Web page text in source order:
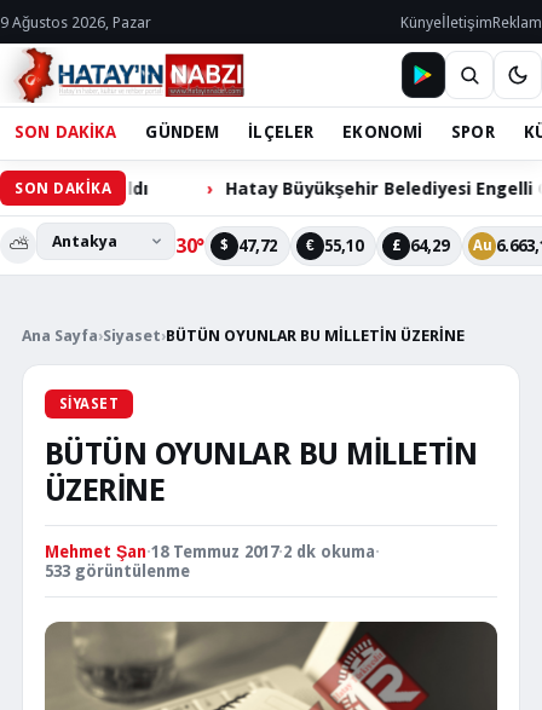
9 Ağustos 2026, Pazar KünyeİletişimReklam
SON DAKİKA GÜNDEM İLÇELER EKONOMİ SPOR
SON DAKİKA Hatay Büyükşehir Belediyesi Engelli
⛅ 30° $ 47,72 € 55,10 £ 64,29 Au
Ana Sayfa›Siyaset›BÜTÜN OYUNLAR BU MİLLETİN ÜZERİNE
SIYASET
BÜTÜN OYUNLAR BU MİLLETİN
ÜZERİNE
Mehmet Şan·18 Temmuz 2017·2 dk okuma·
533 görüntülenme